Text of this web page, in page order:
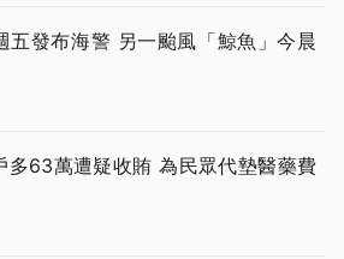
五發布海警 另一颱風「鯨魚」今晨
多63萬遭疑收賄 為民眾代墊醫藥費